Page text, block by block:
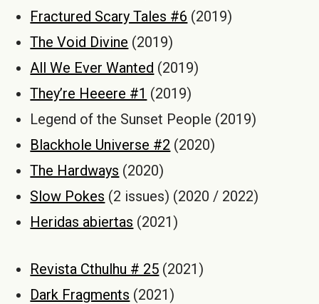
Fractured Scary Tales #6 (2019)
The Void Divine (2019)
All We Ever Wanted (2019)
They’re Heeere #1 (2019)
Legend of the Sunset People (2019)
Blackhole Universe #2 (2020)
The Hardways (2020)
Slow Pokes (2 issues) (2020 / 2022)
Heridas abiertas (2021)
Revista Cthulhu # 25 (2021)
Dark Fragments (2021)